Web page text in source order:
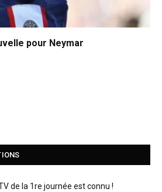
pour Neymar
de la 1re journée est connu !